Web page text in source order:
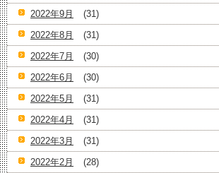
2022年9月
(31)
2022年8月
(31)
2022年7月
(30)
2022年6月
(30)
2022年5月
(31)
2022年4月
(31)
2022年3月
(31)
2022年2月
(28)